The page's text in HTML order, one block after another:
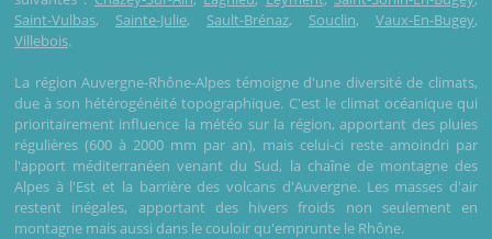
Saint-Vulbas, Sainte-Julie, Sault-Brénaz, Souclin, Vaux-En-Bugey,
Villebois.
La région Auvergne-Rhône-Alpes témoigne d'une diversité de climats,
due à son hétérogénéité topographique. C'est le climat océanique qui
prioritairement influence la météo sur la région, apportant des pluies
régulières (600 à 2000 mm par an), mais celui-ci reste amoindri par
l'apport méditerranéen venant du Sud, la chaîne de montagne des
Alpes à l'Est et la barrière des volcans d'Auvergne. Les masses d'air
restent inégales, apportant des hivers froids non seulement en
montagne mais aussi dans le couloir qu'emprunte le Rhône.